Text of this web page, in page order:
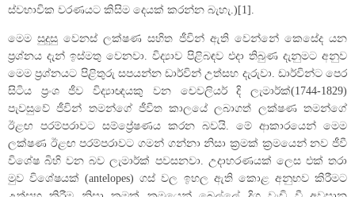
ස්වභාවික වරණයට කිසිම දෙයක් කරන්න බැහැ.)[1].
මෙම සුදුසු වෙනස් ලක්ෂණ සහිත ජීවින් ඇති වෙන්නේ කෙසේද යන
ප්‍රශ්නය දැන් ඉස්මතු වෙනවා. විද්‍යාව පිළිබඳව එදා තිබුණ දැනුමට අනුව
මෙම ප්‍රශ්නයට පිළිතුරු සපයන්න ඩාර්වින් උත්සහ දැරුවා. ඩාර්වින්ට පෙර
සිටිය ප්‍රංශ ජීව විද්‍යාඥයකු වන චෙවලියර් දි ලැමාර්ක්(1744-1829)
පැවසුවේ ජීවින් තමන්ගේ ජීවිත කාලයේ ලබාගත් ලක්ෂණ තමන්ගේ
ඊළඟ පරම්පරාවට සම්ප්‍රේෂණය කරන බවයි. මේ ආකාරයෙන් මෙම
ලක්ෂණ ඊළඟ පරම්පරාවට ගමන් ගන්නා නිසා ක්‍රමක් ක්‍රමයෙන් නව ජීවී
විශේෂ බිහි වන බව ලැමාර්ක් පවසනවා. උදාහරණයක් ලෙස එක් තරා
මුව විශේෂයක් (antelopes) ගස් වල ඉහල ඇති කොළ අනුභව කිරීමට